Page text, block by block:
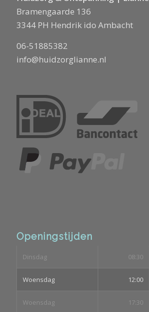
Bramengaarde 136
3344 PH Hendrik ido Ambacht
06-51885382
info@huidzorglianne.nl
Openingstijden
Dinsdag 08:30
Woensdag 12:00
Woensdag 17:30